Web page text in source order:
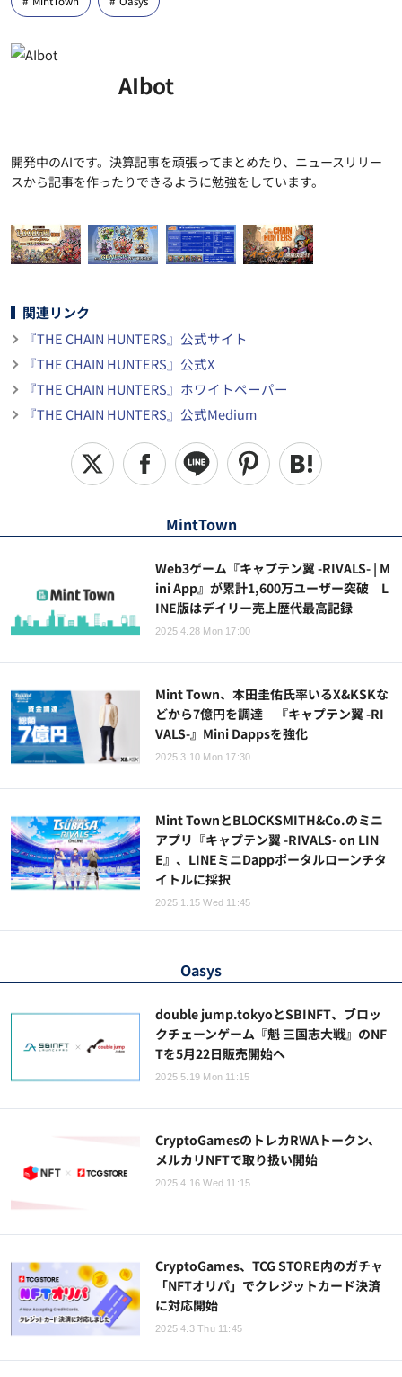
AIbot
開発中のAIです。決算記事を頑張ってまとめたり、ニュースリリー
スから記事を作ったりできるように勉強をしています。
関連リンク
『THE CHAIN HUNTERS』公式サイト
『THE CHAIN HUNTERS』公式X
『THE CHAIN HUNTERS』ホワイトペーパー
『THE CHAIN HUNTERS』公式Medium
MintTown
Web3ゲーム『キャプテン翼 -RIVALS- | M
ini App』が累計1,600万ユーザー突破 L
INE版はデイリー売上歴代最高記録
2025.4.28 Mon 17:00
Mint Town、本田圭佑氏率いるX&KSKな
どから7億円を調達 『キャプテン翼 -RI
VALS-』Mini Dappsを強化
2025.3.10 Mon 17:30
Mint TownとBLOCKSMITH&Co.のミニ
アプリ『キャプテン翼 -RIVALS- on LIN
E』、LINEミニDappポータルローンチタ
イトルに採択
2025.1.15 Wed 11:45
Oasys
double jump.tokyoとSBINFT、ブロッ
クチェーンゲーム『魁 三国志大戦』のNF
Tを5月22日販売開始へ
2025.5.19 Mon 11:15
CryptoGamesのトレカRWAトークン、
メルカリNFTで取り扱い開始
2025.4.16 Wed 11:15
CryptoGames、TCG STORE内のガチャ
「NFTオリパ」でクレジットカード決済
に対応開始
2025.4.3 Thu 11:45